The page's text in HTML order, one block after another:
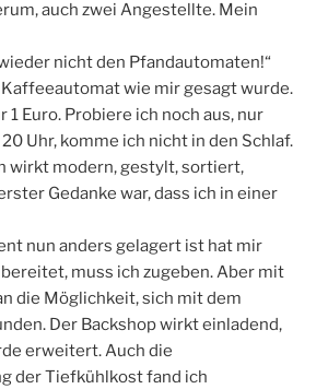
auch zwei Angestellte. Mein
nicht den Pfandautomaten!“
Kaffeeautomat wie mir gesagt wurde.
Euro. Probiere ich noch aus, nur
Uhr, komme ich nicht in den Schlaf.
wirkt modern, gestylt, sortiert,
Gedanke war, dass ich in einer
nun anders gelagert ist hat mir
muss ich zugeben. Aber mit
die Möglichkeit, sich mit dem
Der Backshop wirkt einladend,
erweitert. Auch die
der Tiefkühlkost fand ich